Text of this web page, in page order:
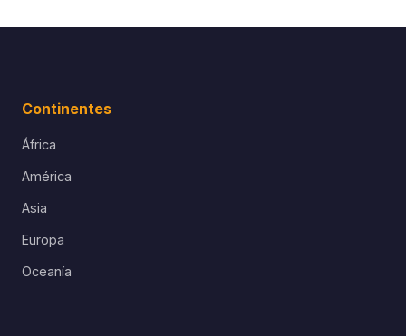
Continentes
África
América
Asia
Europa
Oceanía